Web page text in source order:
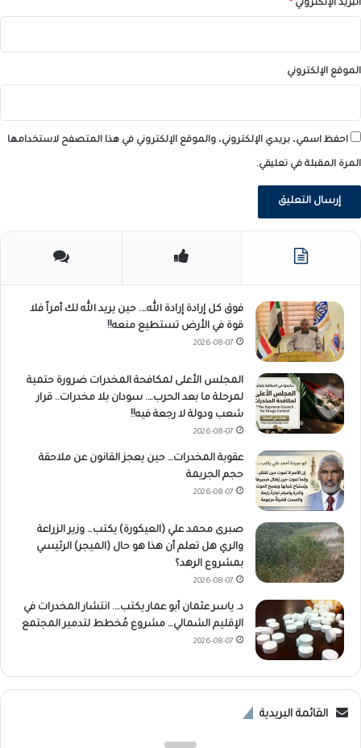
البريد الإلكتروني*
الموقع الإلكتروني
احفظ اسمي، بريدي الإلكتروني، والموقع الإلكتروني في هذا المتصفح لاستخدامها
المرة المقبلة في تعليقي.
فوق كل إرادة إرادة الله…. حين يريد الله لك أمراً فلا
قوة في الأرض تستطيع منعه!!
2026-08-07
المجلس الأعلى لمكافحة المخدرات ضرورة حتمية
لمرحلة ما بعد الحرب…. سودان بلا مخدرات.. قرار
شعب ودولة لا رجعة فيه!!
2026-08-07
عقوبة المخدرات… حين يعجز القانون عن ملاحقة
حجم الجريمة
2026-08-07
صبرى محمد علي (العيكورة) يكتب… وزير الزراعة
والري هل تعلم أن هذا هو حال (الميجر) الرئيسي
بمشروع الرهد؟
2026-08-07
د. ياسر عثمان أبو عمار يكتب…. انتشار المخدرات في
الإقليم الشمالي… مشروع مُخطط لتدمير المجتمع
2026-08-07
القائمة البريدية